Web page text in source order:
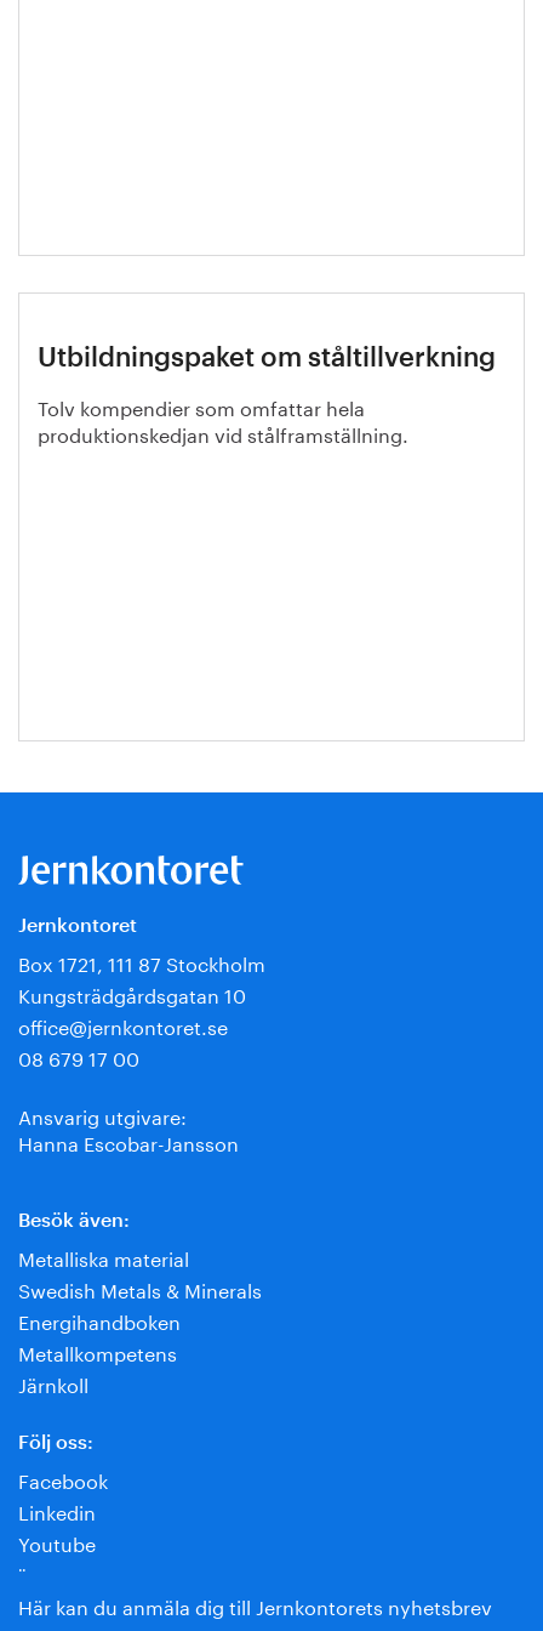
Utbildningspaket om ståltillverkning
Tolv kompendier som omfattar hela
produktionskedjan vid stålframställning.
Jernkontoret
Box 1721, 111 87 Stockholm
Kungsträdgårdsgatan 10
office@jernkontoret.se
08 679 17 00
Ansvarig utgivare:
Hanna Escobar-Jansson
Besök även:
Metalliska material
Swedish Metals & Minerals
Energihandboken
Metallkompetens
Järnkoll
Följ oss:
Facebook
Linkedin
Youtube
¨
Här kan du anmäla dig till Jernkontorets nyhetsbrev